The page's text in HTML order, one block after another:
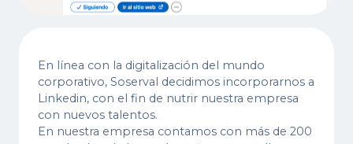
En línea con la digitalización del mundo
corporativo, Soserval decidimos incorporarnos a
Linkedin, con el fin de nutrir nuestra empresa
con nuevos talentos.
En nuestra empresa contamos con más de 200